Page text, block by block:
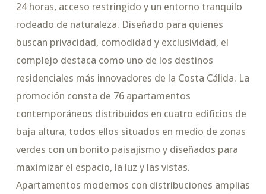
24 horas, acceso restringido y un entorno tranquilo
rodeado de naturaleza. Diseñado para quienes
buscan privacidad, comodidad y exclusividad, el
complejo destaca como uno de los destinos
residenciales más innovadores de la Costa Cálida. La
promoción consta de 76 apartamentos
contemporáneos distribuidos en cuatro edificios de
baja altura, todos ellos situados en medio de zonas
verdes con un bonito paisajismo y diseñados para
maximizar el espacio, la luz y las vistas.
Apartamentos modernos con distribuciones amplias